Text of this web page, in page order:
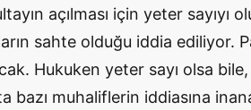
açılması için yeter sayıyı
sahte olduğu iddia ediliyor.
Hukuken yeter sayı olsa bile,
bazı muhaliflerin iddiasına